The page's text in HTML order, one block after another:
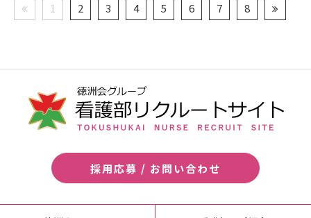
1 2 3 4 5 6 7 8
採用応募 / お問い合わせ